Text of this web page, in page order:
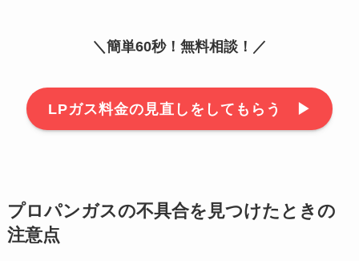
＼簡単60秒！無料相談！／
LPガス料金の見直しをしてもらう ▶︎
プロパンガスの不具合を見つけたときの
注意点